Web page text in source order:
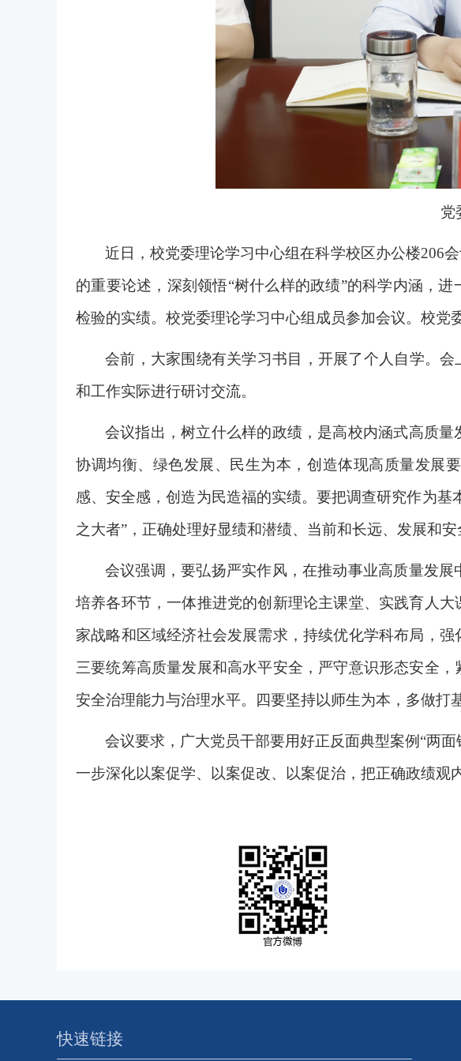
党
近日，校党委理论学习中心组在科学校区办公楼206
的重要论述，深刻领悟“树什么样的政绩”的科学内涵，
检验的实绩。校党委理论学习中心组成员参加会议。校党
会前，大家围绕有关学习书目，开展了个人自学。
和工作实际进行研讨交流。
会议指出，树立什么样的政绩，是高校内涵式高质
协调均衡、绿色发展、民生为本，创造体现高质量发展
感、安全感，创造为民造福的实绩。要把调查研究作为
之大者”，正确处理好显绩和潜绩、当前和长远、发展和
会议强调，要弘扬严实作风，在推动事业高质量发
培养各环节，一体推进党的创新理论主课堂、实践育人
家战略和区域经济社会发展需求，持续优化学科布局，
三要统筹高质量发展和高水平安全，严守意识形态安全
安全治理能力与治理水平。四要坚持以师生为本，多做打
会议要求，广大党员干部要用好正反面典型案例“两
一步深化以案促学、以案促改、以案促治，把正确政绩观
快速链接